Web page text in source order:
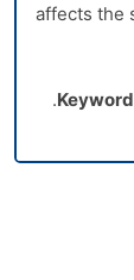
affects the